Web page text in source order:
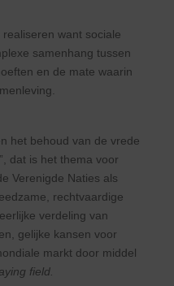
want sociale
samenhang tussen
en de mate waarin
het behoud van de vrede
dat is het thema voor
Verenigde Naties als
rechtvaardige
verdeling van
gelijke kansen voor
markt door middel
field.